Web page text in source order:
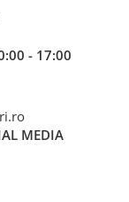
- 17:00
MEDIA